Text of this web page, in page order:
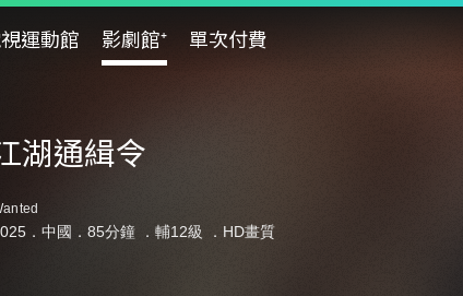
運動館 影劇館⁺ 單次付費
湖通緝令
．中國．85分鐘 ． 輔12級 ．HD畫質